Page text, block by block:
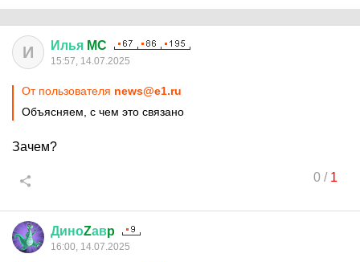
И Илья MC
15:57, 14.07.2025
От пользователя news@e1.ru
Объясняем, с чем это связано
Зачем?
0/ 1
ДиноZавp
16:00, 14.07.2025